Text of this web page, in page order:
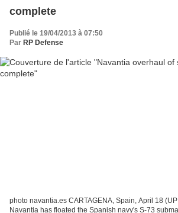
complete
Publié le 19/04/2013 à 07:50
Par RP Defense
photo navantia.es CARTAGENA, Spain, April 18
Navantia has floated the Spanish navy's S-73